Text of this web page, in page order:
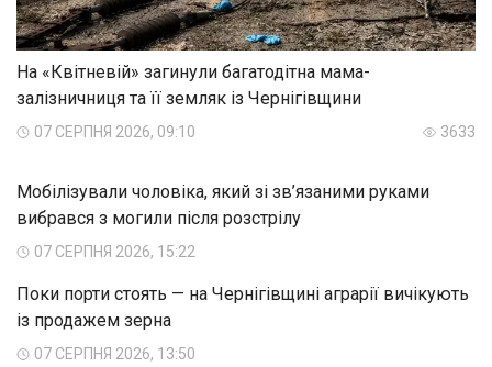
На «Квітневій» загинули багатодітна мама-
залізничниця та її земляк із Чернігівщини
07 СЕРПНЯ 2026, 09:10 3633
Мобілізували чоловіка, який зі зв’язаними руками
вибрався з могили після розстрілу
07 СЕРПНЯ 2026, 15:22
Поки порти стоять — на Чернігівщині аграрії вичікують
із продажем зерна
07 СЕРПНЯ 2026, 13:50